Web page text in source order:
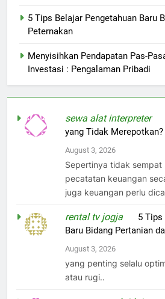
5 Tips Belajar Pengetahuan Baru
Peternakan
Menyisihkan Pendapatan Pas-
Investasi : Pengalaman Pribadi
sewa alat interpreter
yang Tidak Merepotkan?
August 3, 2026
Sepertinya tidak
pecatatan keuangan
juga keuangan perlu
rental tv jogja
5 Tips
Baru Bidang Pertanian
August 3, 2026
yang penting selalu
atau rugi..